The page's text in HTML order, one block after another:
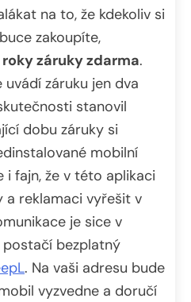
na to, že kdekoliv si
zakoupíte,
záruky zdarma.
záruku jen dva
stanovil
dobu záruky si
mobilní
i fajn, že v této aplikaci
a reklamaci vyřešit v
je sice v
bezplatný
. Na vaši adresu bude
vyzvedne a doručí